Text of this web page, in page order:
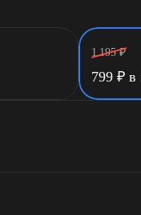
1 195 ₽
799 ₽ в